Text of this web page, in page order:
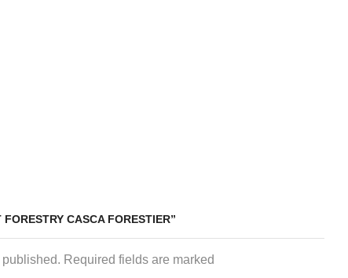
CASCA FORESTIER”
Required fields are marked